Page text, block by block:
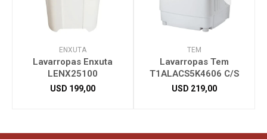
ENXUTA
Lavarropas Enxuta
LENX25100
USD 199,00
TEM
Lavarropas Tem
T1ALACS5K4606 C/S
USD 219,00